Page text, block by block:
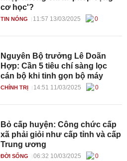
cơ học'?
TIN NÓNG 11:57 13/03/2025 0
Nguyên Bộ trưởng Lê Doãn
Hợp: Cần 5 tiêu chí sàng lọc
cán bộ khi tinh gọn bộ máy
CHÍNH TRỊ 14:51 11/03/2025 0
Bỏ cấp huyện: Công chức cấp
xã phải giỏi như cấp tỉnh và cấp
Trung ương
ĐỜI SỐNG 06:32 10/03/2025 0